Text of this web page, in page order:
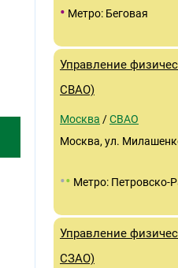
• Метро: Беговая
Управление
СВАО)
Москва /СВАО
Москва, ул.
•• Метро: Петровско-
Управление
СЗАО)